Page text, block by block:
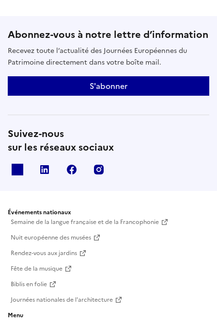
Abonnez-vous à notre lettre d’information
Recevez toute l’actualité des Journées Européennes du
Patrimoine directement dans votre boîte mail.
S'abonner
Suivez-nous
sur les réseaux sociaux
Linkedin Facebook
Événements nationaux
Semaine de la langue française et de la Francophonie
Nuit européenne des musées
Rendez-vous aux jardins
Fête de la musique
Biblis en folie
Journées nationales de l'architecture
Menu